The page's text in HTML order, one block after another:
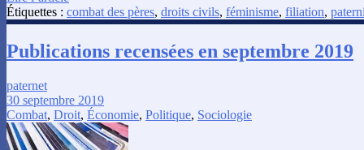
Étiquettes : combat des pères, droits civils, féminisme, filiation,
Publications recensées en septembre 2019
paternet
30 septembre 2019
Combat, Droit, Économie, Politique, Sociologie